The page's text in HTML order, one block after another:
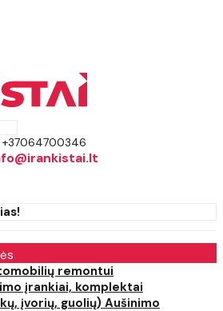
+37064700346
remontui
įrankiai, komplektai
įvorių, guolių) Aušinimo